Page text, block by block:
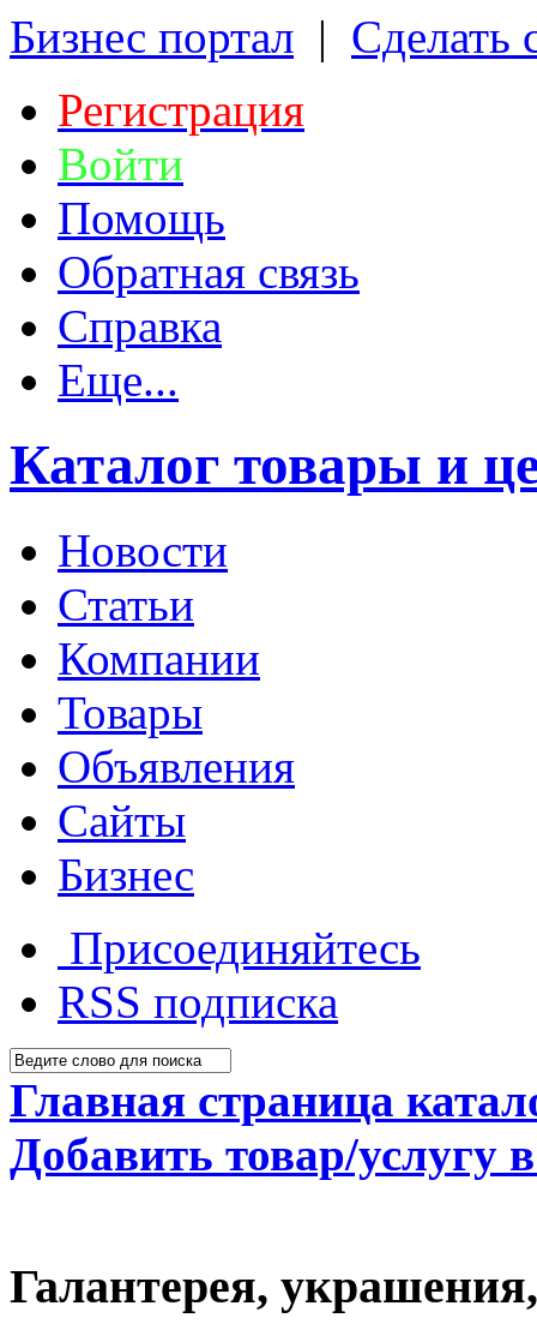
Бизнес портал | Сделать
Регистрация
Войти
Помощь
Обратная связь
Справка
Еще...
Каталог товары и
Новости
Статьи
Компании
Товары
Объявления
Сайты
Бизнес
Присоединяйтесь
RSS подписка
Главная страница
Добавить товар/услугу
Галантерея,